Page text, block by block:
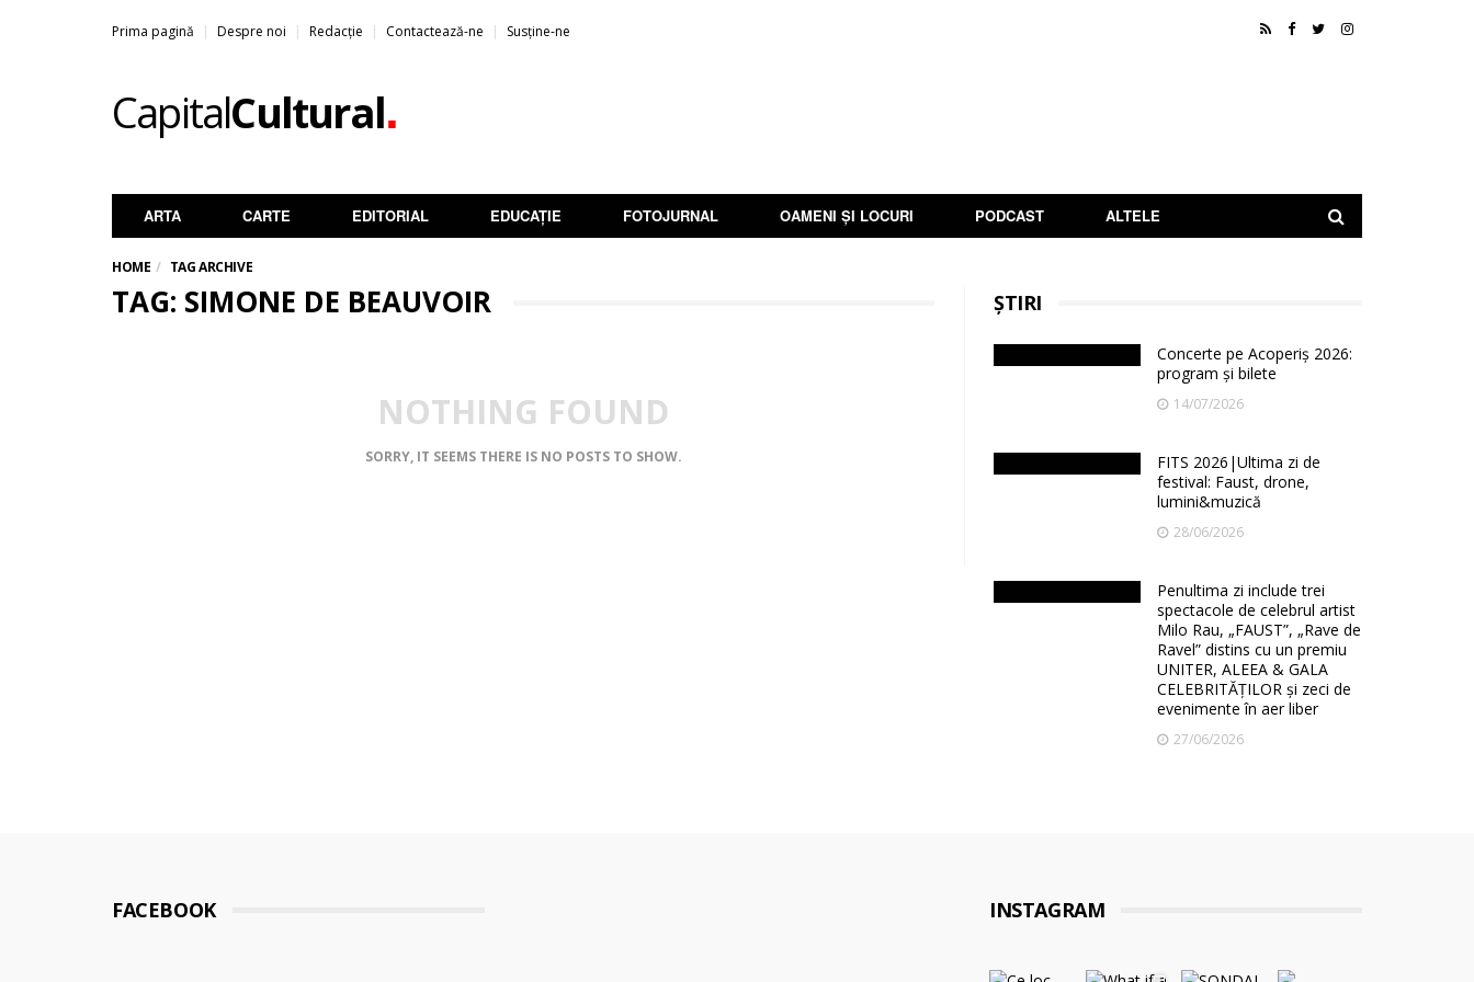
Prima pagină Despre noi Redacție Contactează-ne Susține-ne
CapitalCultural.
ARTA CARTE EDITORIAL EDUCAȚIE FOTOJURNAL OAMENI ȘI LOCURI PODCAST ALTELE
HOME TAG ARCHIVE
TAG: SIMONE DE BEAUVOIR
NOTHING FOUND
SORRY, IT SEEMS THERE IS NO POSTS TO SHOW.
ȘTIRI
Concerte pe Acoperiș 2026:
program și bilete
14/07/2026
FITS 2026|Ultima zi de
festival: Faust, drone,
lumini&muzică
28/06/2026
Penultima zi include trei
spectacole de celebrul artist
Milo Rau, „FAUST”, „Rave de
Ravel” distins cu un premiu
UNITER, ALEEA & GALA
CELEBRITĂȚILOR și zeci de
evenimente în aer liber
27/06/2026
FACEBOOK INSTAGRAM